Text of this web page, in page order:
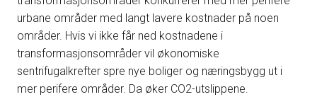
urbane områder med langt lavere kostnader på noen
områder. Hvis vi ikke får ned kostnadene i
transformasjonsområder vil økonomiske
sentrifugalkrefter spre nye boliger og næringsbygg ut i
mer perifere områder. Da øker CO2-utslippene.